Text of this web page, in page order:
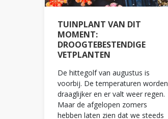
TUINPLANT VAN DIT
MOMENT:
DROOGTEBESTENDIGE
VETPLANTEN
De hittegolf van augustus is
voorbij. De temperaturen worden
draaglijker en er valt weer regen.
Maar de afgelopen zomers
hebben laten zien dat we steeds